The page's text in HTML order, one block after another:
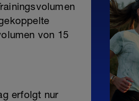
von 15
erfolgt nur